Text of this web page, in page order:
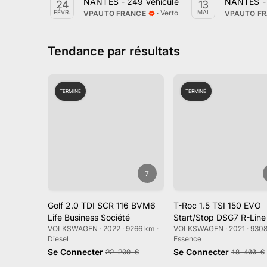
24
FÉVR. VPAUTO FRANCE · Vertou, Pays de la Loire
13
MAI VPAUTO
Tendance par résultats
7
TERMINÉ
Golf 2.0 TDI SCR 116 BVM6
Life Business Société
VOLKSWAGEN · 2022 · 9266 km ·
Diesel
Se Connecter 22 200 €
TERMINÉ
T-Roc 1.5 TSI 150 EVO
Start/Stop DSG7 R-Line
VOLKSWAGEN · 2021 ·
Essence
Se Connecter 18 400 €